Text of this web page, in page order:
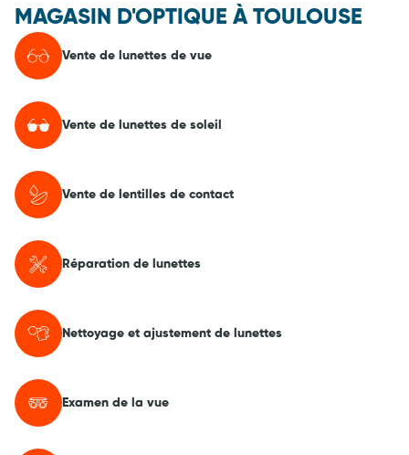
MAGASIN D'OPTIQUE À TOULOUSE
Vente de lunettes de vue
Vente de lunettes de soleil
Vente de lentilles de contact
Réparation de lunettes
Nettoyage et ajustement de lunettes
Examen de la vue